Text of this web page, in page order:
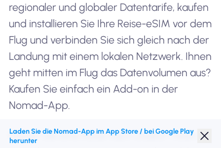
regionaler und globaler Datentarife, kaufen
und installieren Sie Ihre Reise-eSIM vor dem
Flug und verbinden Sie sich gleich nach der
Landung mit einem lokalen Netzwerk. Ihnen
geht mitten im Flug das Datenvolumen aus?
Kaufen Sie einfach ein Add-on in der
Nomad-App.
Planen Sie eine Reise nach Osaka? Holen
Laden Sie die Nomad-App im App Store / bei Google Play
herunter